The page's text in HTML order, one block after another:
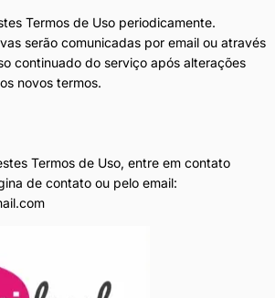
Termos de Uso periodicamente.
serão comunicadas por email ou através
continuado do serviço após alterações
novos termos.
Termos de Uso, entre em contato
de contato ou pelo email: